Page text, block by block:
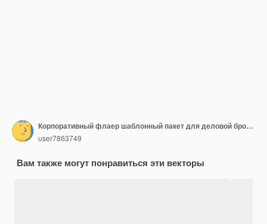
Корпоративный флаер шаблонный пакет для деловой брошюры и страницы плаката
user7863749
Вам также могут понравиться эти векторы